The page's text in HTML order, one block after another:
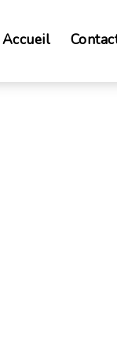
Accueil